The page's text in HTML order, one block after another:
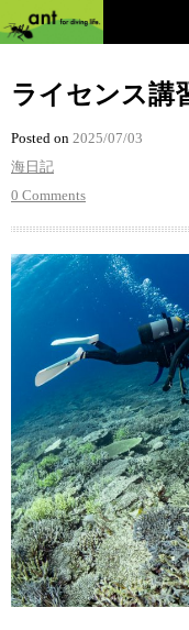
ライセンス講
Posted on 2025/07/03
海日記
0 Comments